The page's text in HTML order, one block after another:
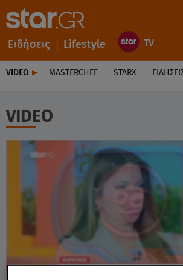
Ειδήσεις Lifestyle
VIDEO MASTERCHEF STARX
VIDEO